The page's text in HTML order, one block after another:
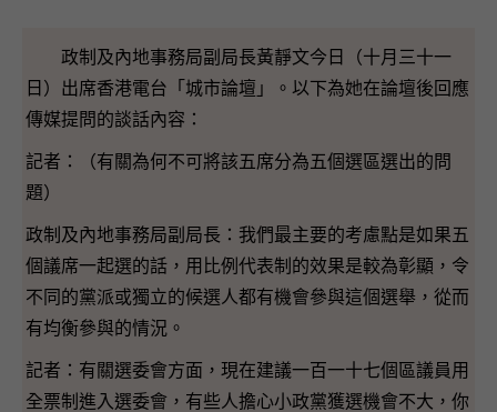
政制及內地事務局副局長黃靜文今日（十月三十一
日）出席香港電台「城市論壇」。以下為她在論壇後回應
傳媒提問的談話內容：
記者：（有關為何不可將該五席分為五個選區選出的問
題）
政制及內地事務局副局長：我們最主要的考慮點是如果五
個議席一起選的話，用比例代表制的效果是較為彰顯，令
不同的黨派或獨立的候選人都有機會參與這個選舉，從而
有均衡參與的情況。
記者：有關選委會方面，現在建議一百一十七個區議員用
全票制進入選委會，有些人擔心小政黨獲選機會不大，你